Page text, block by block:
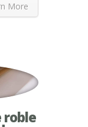
More
roble